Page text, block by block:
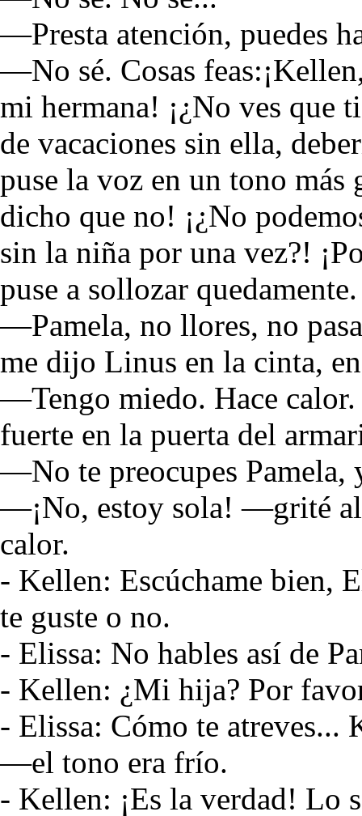
—Presta atención, puedes
—No sé. Cosas
mi hermana! ¡¿No ves que
de vacaciones sin ella,
puse la voz en un tono
dicho que no! ¡¿No
sin la niña por una vez?!
puse a sollozar quedamente.
—Pamela, no llores, no
me dijo Linus en la cinta,
—Tengo miedo. Hace calor.
fuerte en la puerta del
—No te preocupes Pamela,
—¡No, estoy sola! —grité
calor.
- Kellen: Escúchame bien,
te guste o no.
- Elissa: No hables así de
- Kellen: ¿Mi hija? Por
- Elissa: Cómo te atreves...
—el tono era frío.
- Kellen: ¡Es la verdad! Lo